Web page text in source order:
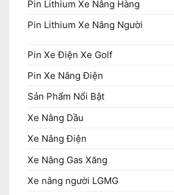
Pin Lithium Xe Nâng Hàng
Pin Lithium Xe Nâng Người
Pin Xe Điện Xe Golf
Pin Xe Nâng Điện
Sản Phẩm Nổi Bật
Xe Nâng Dầu
Xe Nâng Điện
Xe Nâng Gas Xăng
Xe nâng người LGMG